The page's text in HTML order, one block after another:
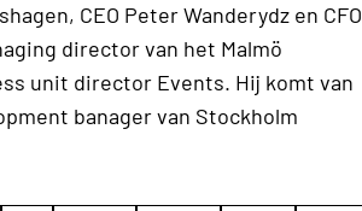
CEO Peter Wanderydz en CFO
director van het Malmö
unit director Events. Hij komt van
banager van Stockholm